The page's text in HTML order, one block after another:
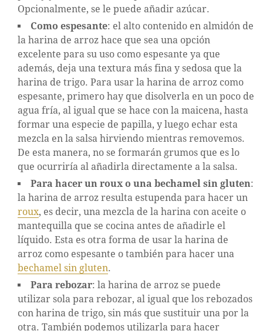
Opcionalmente, se le puede añadir azúcar.
Como espesante: el alto contenido en almidón de
la harina de arroz hace que sea una opción
excelente para su uso como espesante ya que
además, deja una textura más fina y sedosa que la
harina de trigo. Para usar la harina de arroz como
espesante, primero hay que disolverla en un poco de
agua fría, al igual que se hace con la maicena, hasta
formar una especie de papilla, y luego echar esta
mezcla en la salsa hirviendo mientras removemos.
De esta manera, no se formarán grumos que es lo
que ocurriría al añadirla directamente a la salsa.
Para hacer un roux o una bechamel sin gluten:
la harina de arroz resulta estupenda para hacer un
roux, es decir, una mezcla de la harina con aceite o
mantequilla que se cocina antes de añadirle el
líquido. Esta es otra forma de usar la harina de
arroz como espesante o también para hacer una
bechamel sin gluten.
Para rebozar: la harina de arroz se puede
utilizar sola para rebozar, al igual que los rebozados
con harina de trigo, sin más que sustituir una por la
otra. También podemos utilizarla para hacer